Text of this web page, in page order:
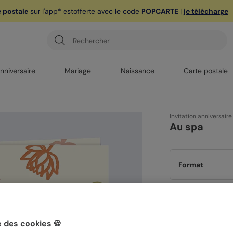
postalesur l'app* estofferte avec le code POPCARTE| je télécharge
Mariage Naissance Carte postale
Invitation anniversaire
Au spa
Format
cookies 🍪